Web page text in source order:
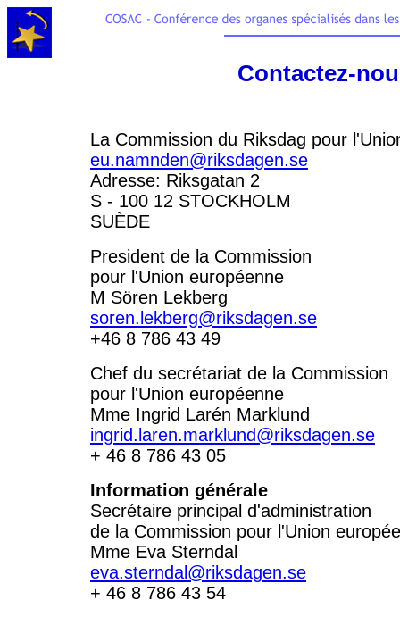
Contactez-
La Commission du Riksdag pour
eu.namnden@riksdagen.se
Adresse: Riksgatan 2
S - 100 12 STOCKHOLM
SUÈDE
President de la Commission
pour l'Union européenne
M Sören Lekberg
soren.lekberg@riksdagen.se
+46 8 786 43 49
Chef du secrétariat de la Commission
pour l'Union européenne
Mme Ingrid Larén Marklund
ingrid.laren.marklund@riksdagen.se
+ 46 8 786 43 05
Information générale
Secrétaire principal d'administration
de la Commission pour l'Union
Mme Eva Sterndal
eva.sterndal@riksdagen.se
+ 46 8 786 43 54